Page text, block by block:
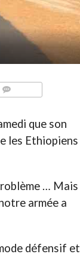
que son
les Ethiopiens
… Mais
armée a
défensif et